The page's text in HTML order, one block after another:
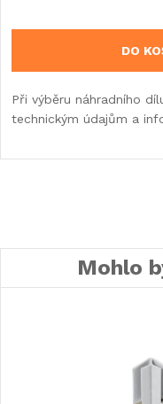
DO
Při výběru náhradního
technickým údajům a
Mohlo